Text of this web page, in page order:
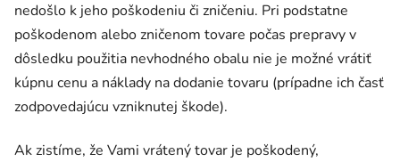
nedošlo k jeho poškodeniu či zničeniu. Pri podstatne
poškodenom alebo zničenom tovare počas prepravy v
dôsledku použitia nevhodného obalu nie je možné vrátiť
kúpnu cenu a náklady na dodanie tovaru (prípadne ich časť
zodpovedajúcu vzniknutej škode).
Ak zistíme, že Vami vrátený tovar je poškodený,